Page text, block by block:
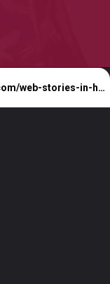
https://hindimeinjaankari.com/web-stories-in-hindi/